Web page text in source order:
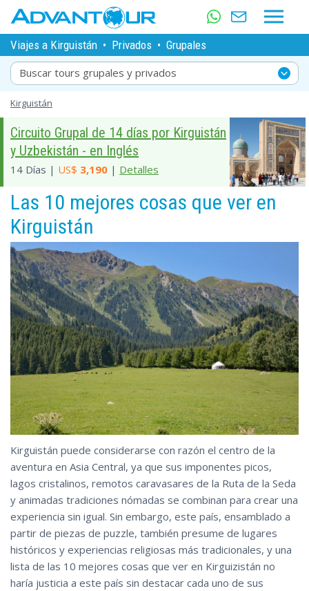
Viajes a Kirguistán • Privados • Grupales
Buscar tours grupales y privados
Kirguistán
Circuito Grupal de 14 días por Kirguistán
y Uzbekistán - en Inglés
14 Días | US$ 3,190 | Detalles
Las 10 mejores cosas que ver en
Kirguistán
Kirguistán puede considerarse con razón el centro de la
aventura en Asia Central, ya que sus imponentes picos,
lagos cristalinos, remotos caravasares de la Ruta de la Seda
y animadas tradiciones nómadas se combinan para crear una
experiencia sin igual. Sin embargo, este país, ensamblado a
partir de piezas de puzzle, también presume de lugares
históricos y experiencias religiosas más tradicionales, y una
lista de las 10 mejores cosas que ver en Kirguizistán no
haría justicia a este país sin destacar cada uno de sus